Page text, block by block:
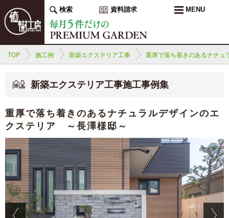
検索 資料請求 MENU
TOP 施工例 新築エクステリア工事 重厚で落ち着きのあるナチ
新築エクステリア工事施工事例集
重厚で落ち着きのあるナチュラルデザインのエ
クステリア ～長澤様邸～